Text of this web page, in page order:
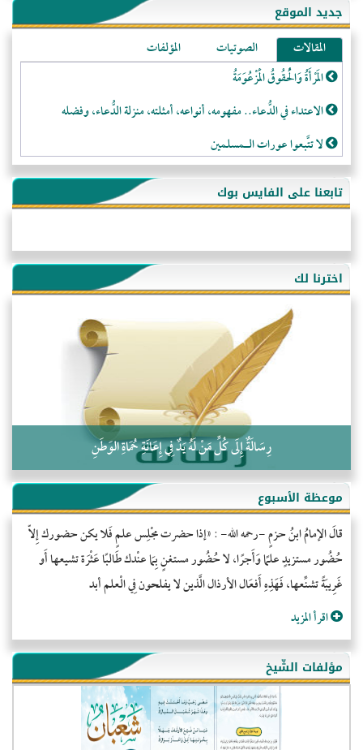
جديد الموقع
المقالات الصوتيات
المؤلفات
المَرْأَةُ وَالْحُقُوقُ الْمَزْعُوَمَةُ
الاعتداء في الدُّعاء.. مفهومه، أنواعه، أمثلته، منزلة الدُّعاء، وفضله
لا تتَّبعوا عورات الـمسلمين
فقه النَّصيحة عند الصَّحابة الكرام رضي الله عنهم
لَا عِزَّةَ إِلَّا بِالإِسْلَامِ
هذه سبيلنا فماذا تنقمون؟!
أُسُـسُ بَـيْـتِ الـمُسْـلِمِ
التَّعْلِيمُ القُرْآنِي
كلمة إلى إخواني السلفيين في الجزائر
تابعنا على الفايس بوك
اخترنا لك
رِسَالَةٌ إِلَى كُلِّ مَنْ لَهُ يَدٌ فِي إِعَانَةِ حُمَاةِ الوَطَنِ
موعظة الأسبوع
قالَ الإمامُ ابنُ حزمٍ -رحمه الله- : «إذا حضرت مجْلِس علمٍ فَلا يكن حضورك إِلاّ
حُضُور مستزيدٍ علمًا وَأَجرًا، لا حُضُور مستغنٍ بِمَا عنْدك طَالبًا عَثْرَة تشيعها أَو
غَرِيبَةً تشنِّعها، فَهَذِهِ أَفعَال الأرذال الَّذين لا يفلحون فِي الْعلم أبد
اقرأ المزيد
مؤلفات الشّيخ